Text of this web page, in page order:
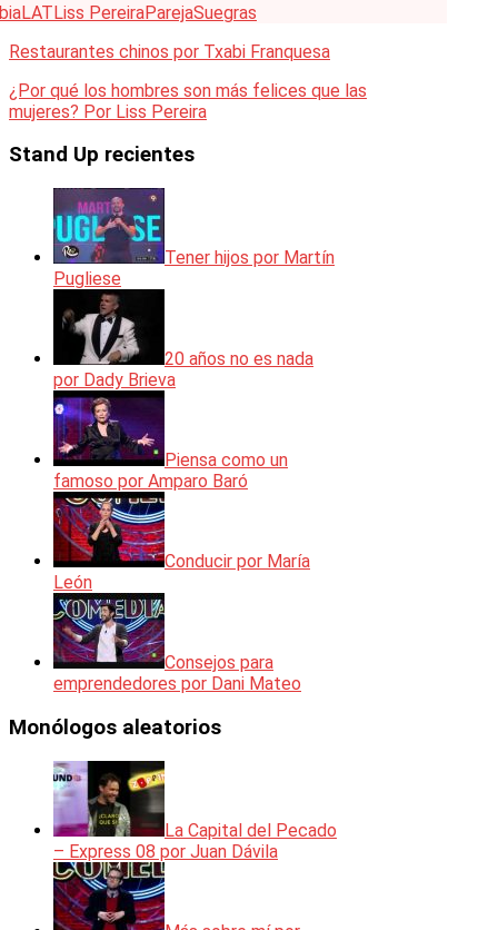
LATLiss PereiraParejaSuegras
Restaurantes chinos por Txabi Franquesa
¿Por qué los hombres son más felices que las
mujeres? Por Liss Pereira
Stand Up recientes
Tener hijos por Martín
Pugliese
20 años no es nada
por Dady Brieva
Piensa como un
famoso por Amparo Baró
Conducir por María
León
Consejos para
emprendedores por Dani Mateo
Monólogos aleatorios
La Capital del Pecado
– Express 08 por Juan Dávila